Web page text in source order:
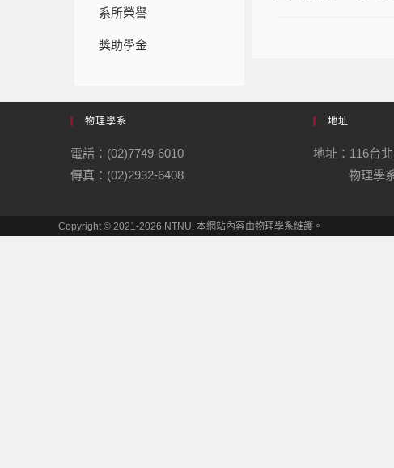
系所榮譽
獎助學金
物理學系
電話：(02)7749-6010
傳真：(02)2932-6408
地址
地址：116台
物理學
Copyright © 2021-2026 NTNU. 本網站內容由物理學系維護。